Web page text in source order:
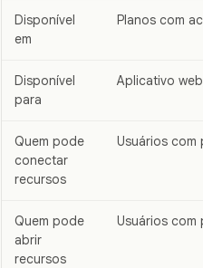
Disponível
em
Planos com
Disponível
para
Aplicativo
Quem pode
conectar
recursos
Usuários
Quem pode
abrir
recursos
Usuários